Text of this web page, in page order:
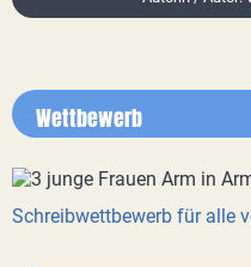
Wettbewerb
Schreibwettbewerb für alle